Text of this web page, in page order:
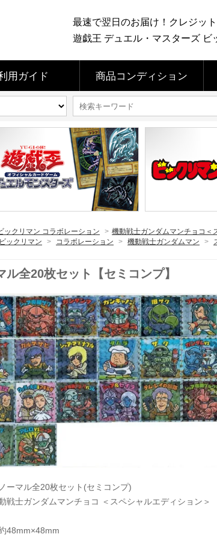
最速で翌日のお届け！クレジット
遊戯王 デュエル・マスターズ ビ
用ガイド 商品コンディション
ックリマン コラボレーション > 機動戦士ガンダムマンチョコ＜
ビックリマン > コラボレーション > 機動戦士ガンダムマン >
ル全20枚セット【セミコンプ】
ーマル全20枚セット(セミコンプ)
戦士ガンダムマンチョコ ＜スペシャルエディション＞
48mm×48mm